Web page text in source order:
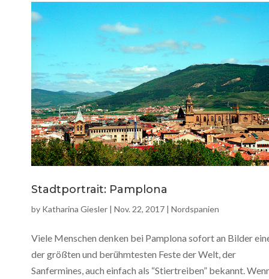
Stadtportrait: Pamplona
by Katharina Giesler | Nov. 22, 2017 | Nordspanien
Viele Menschen denken bei Pamplona sofort an Bilder
der größten und berühmtesten Feste der Welt, der
Sanfermines, auch einfach als “Stiertreiben” bekannt.